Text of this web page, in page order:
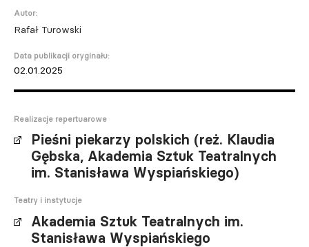
Autor:
Rafał Turowski
Data publikacji oryginału:
02.01.2025
Realizacje repertuarowe
Pieśni piekarzy polskich (reż. Klaudia
Gębska, Akademia Sztuk Teatralnych
im. Stanisława Wyspiańskiego)
Teatry i instytucje
Akademia Sztuk Teatralnych im.
Stanisława Wyspiańskiego